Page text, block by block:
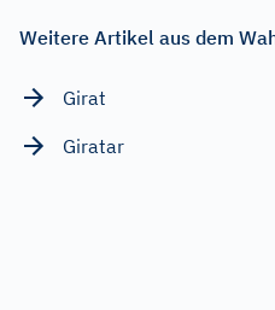
Weitere Artikel aus dem
Girat
Giratar